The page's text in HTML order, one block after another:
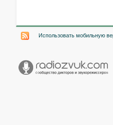
Использовать мобильную